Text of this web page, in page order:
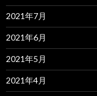
2021年7月
2021年6月
2021年5月
2021年4月